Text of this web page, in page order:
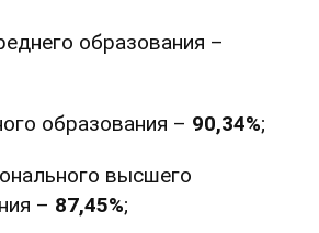
образования –
образования – 90,34%;
высшего
– 87,45%;